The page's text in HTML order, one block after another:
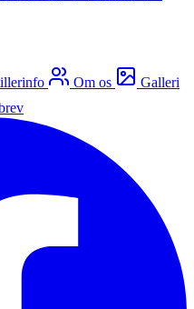
Om os
Galleri